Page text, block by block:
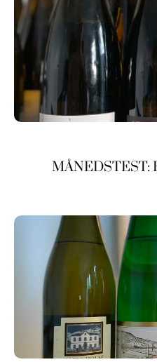
MÅNEDSTEST: